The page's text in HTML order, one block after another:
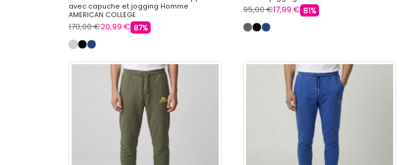
avec capuche et jogging Homme
AMERICAN COLLEGE
170,00 €20,99 € 87%
95,00 €17,99 € 81%